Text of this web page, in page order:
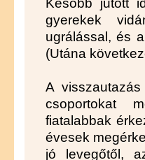
gyerekek
ugrálással, és
(Utána
A
csoportokat
fiatalabbak
évesek
jó levegőtől,